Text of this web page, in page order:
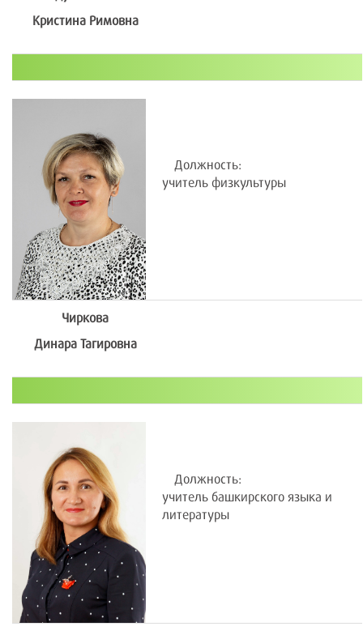
Кристина Римовна
Должность:
учитель физкультуры
Чиркова
Динара Тагировна
Должность:
учитель башкирского языка и
литературы